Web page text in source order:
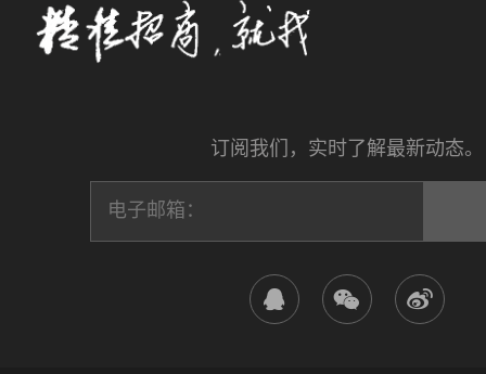
订阅我们，实时了解最新动态。